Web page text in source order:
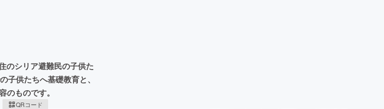
のシリア避難民の子供た
供たちへ基礎教育と、
ものです。
QRコード